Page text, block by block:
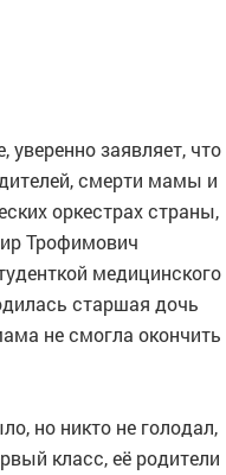
заявляет, что
смерти мамы и
оркестрах страны,
Трофимович
медицинского
старшая дочь
не смогла окончить
но никто не голодал,
класс, её родители